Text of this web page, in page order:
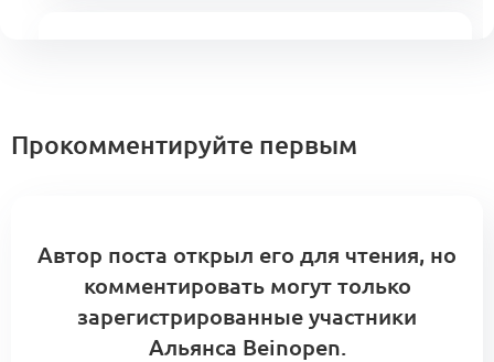
и программа развития компетенций
0
0 комментариев
Прокомментируйте первым
Автор поста открыл его для чтения, но
комментировать могут только
зарегистрированные участники
Альянса Beinopen.